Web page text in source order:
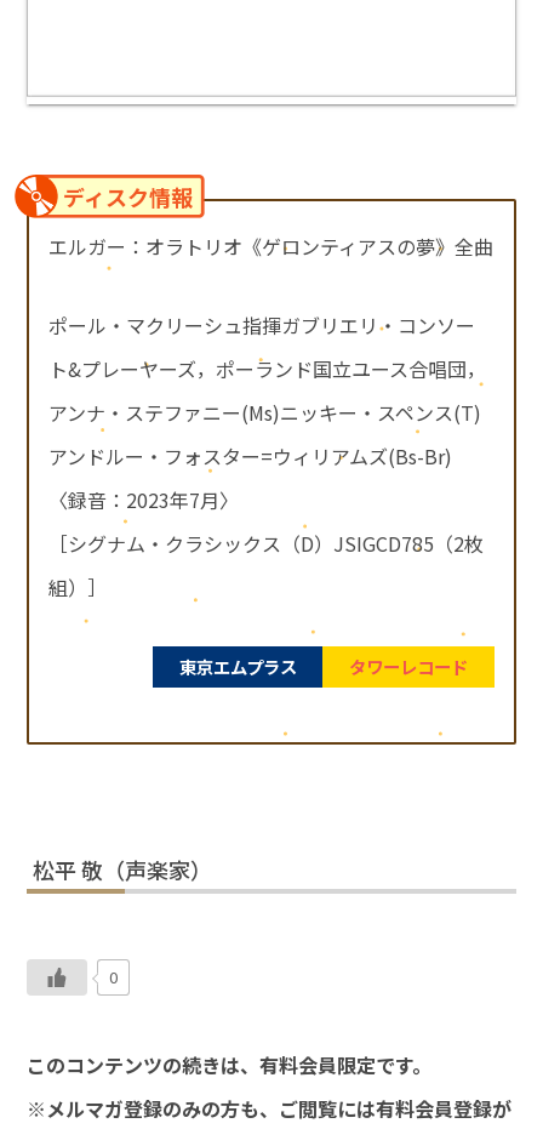
ディスク情報
エルガー：オラトリオ《ゲロンティアスの夢》全曲
ポール・マクリーシュ指揮ガブリエリ・コンソー
ト&プレーヤーズ，ポーランド国立ユース合唱団，
アンナ・ステファニー(Ms)ニッキー・スペンス(T)
アンドルー・フォスター=ウィリアムズ(Bs-Br)
〈録音：2023年7月〉
［シグナム・クラシックス（D）JSIGCD785（2枚
組）］
東京エムプラス タワーレコード
松平 敬（声楽家）
0
このコンテンツの続きは、有料会員限定です。
※メルマガ登録のみの方も、ご閲覧には有料会員登録が